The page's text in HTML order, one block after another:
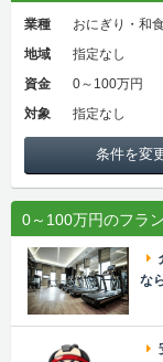
業種
おにぎり・和
地域
指定なし
資金
0～100万円
対象
指定なし
条件を変
0～100万円のフラ
な